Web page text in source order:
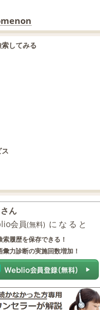
してみる
ん
会員(無料) になると
索履歴を保存できる！
彙力診断の実施回数増加！